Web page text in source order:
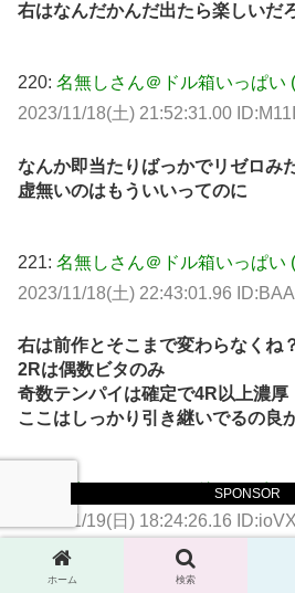
SPONSOR
右はなんだかんだ出たら楽しいだ
220: 名無しさん＠ドル箱いっぱい
2023/11/18(土) 21:52:31.00
なんか即当たりばっかでリゼロみ
虚無いのはもういいってのに
221: 名無しさん＠ドル箱いっぱい
2023/11/18(土) 22:43:01.96
右は前作とそこまで変わらなくね
2Rは偶数ビタのみ
奇数テンパイは確定で4R以上濃厚
ここはしっかり引き継いでるの良
名無しさん＠ドル箱いっぱい
2023/11/19(日) 18:24:26.16
普通の続編っぽくて真新しさがな
ホーム 検索